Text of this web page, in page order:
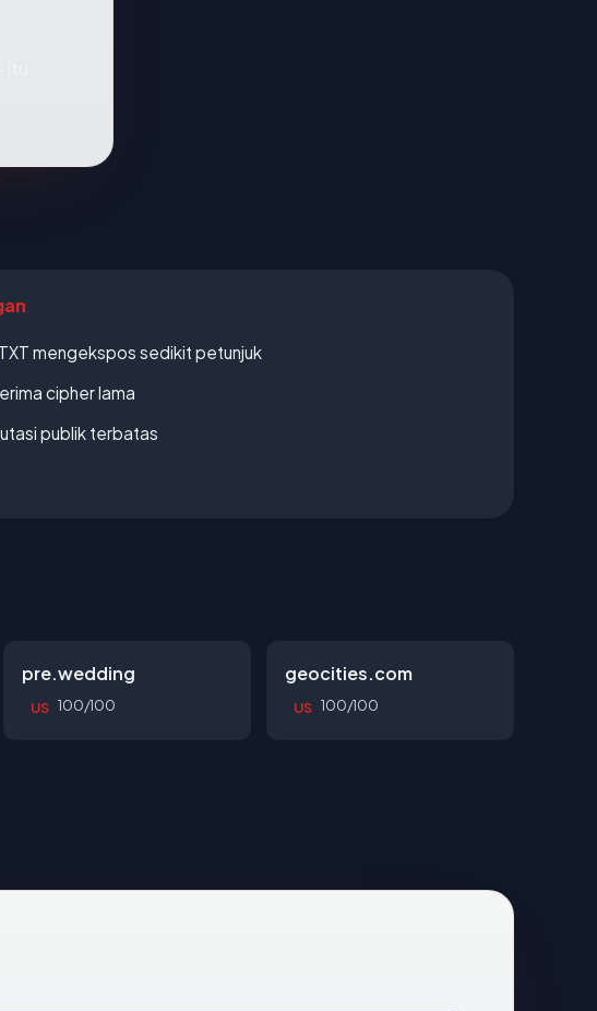
mengekspos sedikit petunjuk
cipher lama
publik terbatas
pre.wedding
US 100/100
geocities.com
US 100/100